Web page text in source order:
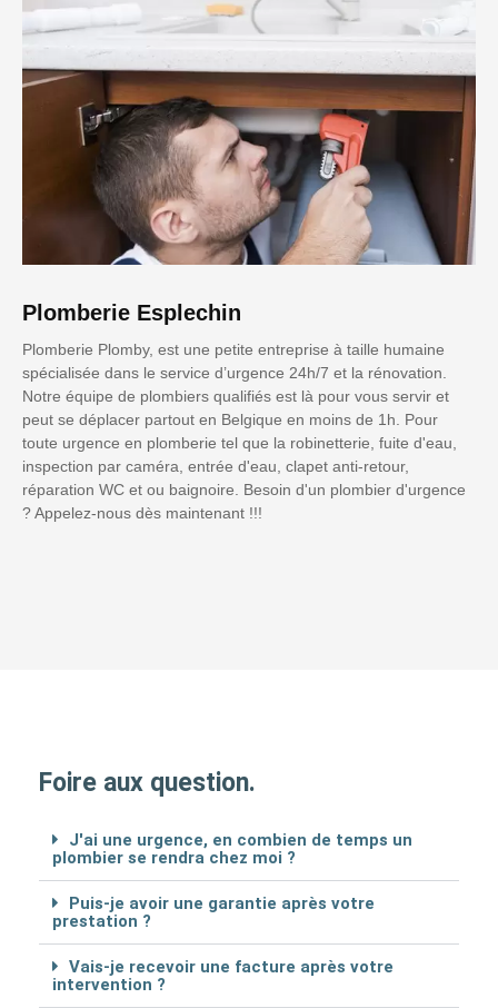
Plomberie Esplechin
Plomberie Plomby, est une petite entreprise à taille humaine
spécialisée dans le service d’urgence 24h/7 et la rénovation.
Notre équipe de plombiers qualifiés est là pour vous servir et
peut se déplacer partout en Belgique en moins de 1h. Pour
toute urgence en plomberie tel que la robinetterie, fuite d'eau,
inspection par caméra, entrée d'eau, clapet anti-retour,
réparation WC et ou baignoire. Besoin d'un plombier d'urgence
? Appelez-nous dès maintenant !!!
Foire aux question.
J'ai une urgence, en combien de temps un
plombier se rendra chez moi ?
Puis-je avoir une garantie après votre
prestation ?
Vais-je recevoir une facture après votre
intervention ?